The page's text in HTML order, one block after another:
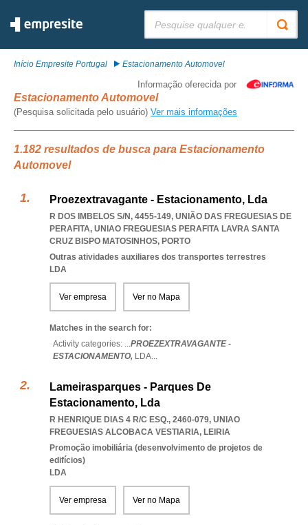
Início Empresite Portugal Estacionamento Automovel
Informação oferecida por
Estacionamento Automovel
(Pesquisa solicitada pelo usuário) Ver mais informações
1.182 resultados de busca para Estacionamento
Automovel
Proezextravagante - Estacionamento, Lda
R DOS IMBELOS S/N, 4455-149, UNIÃO DAS FREGUESIAS DE
PERAFITA, UNIAO FREGUESIAS PERAFITA LAVRA SANTA
CRUZ BISPO MATOSINHOS, PORTO
Outras atividades auxiliares dos transportes terrestres
LDA
Ver empresa Ver no Mapa
Matches in the search for:
Activity categories: ...PROEZEXTRAVAGANTE -
ESTACIONAMENTO, LDA...
Lameirasparques - Parques De
Estacionamento, Lda
R HENRIQUE DIAS 4 R/C ESQ., 2460-079, UNIAO
FREGUESIAS ALCOBACA VESTIARIA, LEIRIA
Promoção imobiliária (desenvolvimento de projetos de
edifícios)
LDA
Ver empresa Ver no Mapa